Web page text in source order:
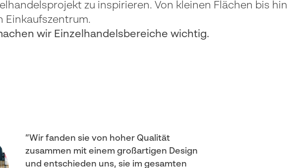
zu inspirieren. Von kleinen Flächen bis hin
Einkaufszentrum.
wir Einzelhandelsbereiche wichtig.
Wir fanden sie von hoher Qualität
zusammen mit einem großartigen Design
und entschieden uns, sie im gesamten